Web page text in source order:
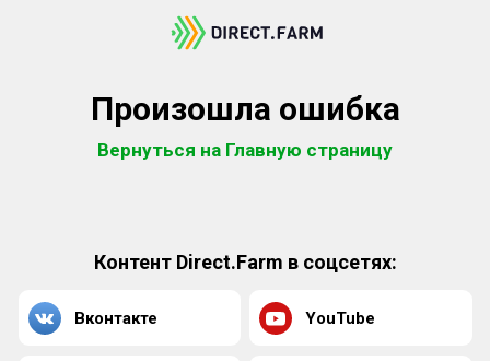
Произошла ошибка
Вернуться на Главную страницу
Контент Direct.Farm в соцсетях:
Вконтакте YouTube